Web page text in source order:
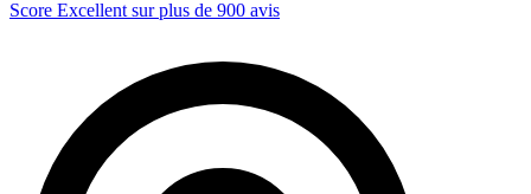
Score Excellent sur plus de 900 avis